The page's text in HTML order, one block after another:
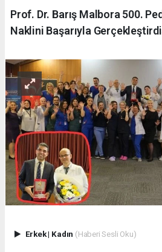
Prof. Dr. Barış Malbora 500.
Naklini Başarıyla
Erkek| Kadın (Haberi Sesli Oku)